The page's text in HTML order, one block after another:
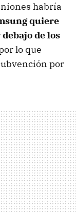
habría
quiere
de los
lo que
por